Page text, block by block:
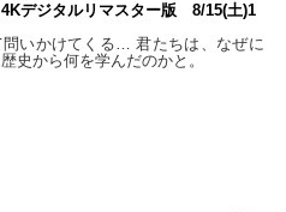
デジタルリマスター版 8/15(土)1
問いかけてくる… 君たちは、なぜに
史から何を学んだのかと。